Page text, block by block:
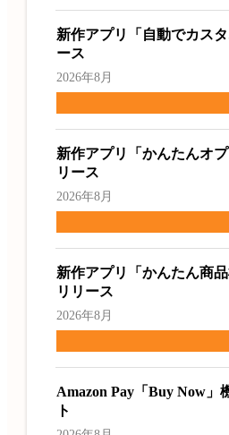
新作アプリ「自動でカス
ース
2026年8月
新作アプリ「かんたんオ
リース
2026年8月
新作アプリ「かんたん商
リリース
2026年8月
Amazon Pay「Buy Now」
ト